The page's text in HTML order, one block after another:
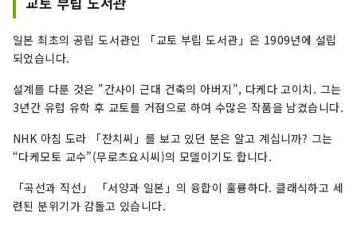
일본 최초의 공립 도서관인 「교토 부립 도서관」은 1909년에 설립
되었습니다.
설계를 다룬 것은 "간사이 근대 건축의 아버지", 다케다 고이치. 그는
3년간 유럽 유학 후 교토를 거점으로 하여 수많은 작품을 남겼습니다.
NHK 아침 도라 「잔치씨」를 보고 있던 분은 알고 계십니까? 그는
“다케모토 교수”(무로츠요시씨)의 모델이기도 합니다.
「곡선과 직선」 「서양과 일본」의 융합이 훌륭하다. 클래식하고 세
련된 분위기가 감돌고 있습니다.